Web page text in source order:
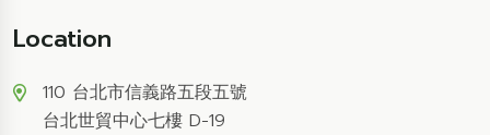
Location
110 台北市信義路五段五號
台北世貿中心七樓 D-19